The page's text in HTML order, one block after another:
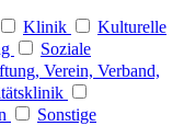
Klinik
Kulturelle
Soziale
Verein, Verband,
Sonstige